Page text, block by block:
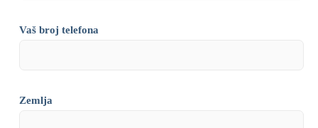
Vaš broj telefona
Zemlja